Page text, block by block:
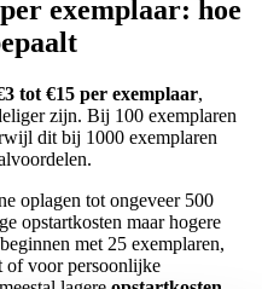
exemplaar: hoe
tot €15 per exemplaar,
zijn. Bij 100 exemplaren
dit bij 1000 exemplaren
oplagen tot ongeveer 500
opstartkosten maar hogere
met 25 exemplaren,
of voor persoonlijke